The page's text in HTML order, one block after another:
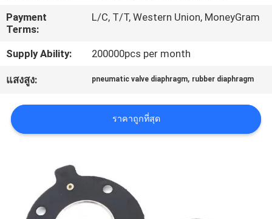
การ
ควบคุม
คุณภาพ
ติดต่อ
Payment
Terms:
L/C, T/T, Western Union, MoneyGram
Supply Ability: 200000pcs per month
แสงสูง: pneumatic valve diaphragm, rubber diaphragm
ราคาถูกที่สุด